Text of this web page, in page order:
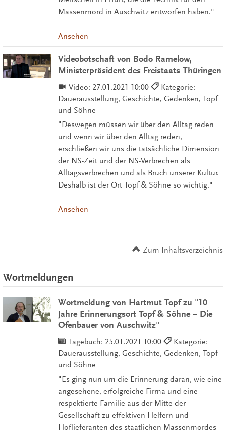
Massenmord in Auschwitz entworfen haben."
Ansehen
Videobotschaft von Bodo Ramelow,
Ministerpräsident des Freistaats Thüringen
Video: 27.01.2021 10:00
Kategorie:
Dauerausstellung, Geschichte, Gedenken, Topf
und Söhne
"Deswegen müssen wir über den Alltag reden
und wenn wir über den Alltag reden,
erschließen wir uns die tatsächliche Dimension
der NS-Zeit und der NS-Verbrechen als
Alltagsverbrechen und als Bruch unserer Kultur.
Deshalb ist der Ort Topf & Söhne so wichtig."
Ansehen
Zum Inhaltsverzeichnis
Wortmeldungen
Wortmeldung von Hartmut Topf zu "10
Jahre Erinnerungsort Topf & Söhne – Die
Ofenbauer von Auschwitz"
Tagebuch: 25.01.2021 10:00
Kategorie:
Dauerausstellung, Geschichte, Gedenken, Topf
und Söhne
"Es ging nun um die Erinnerung daran, wie eine
angesehene, erfolgreiche Firma und eine
respektierte Familie aus der Mitte der
Gesellschaft zu effektiven Helfern und
Hoflieferanten des staatlichen Massenmordes